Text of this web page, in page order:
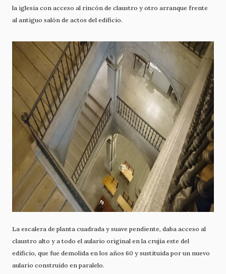
la iglesia con acceso al rincón de claustro y otro arranque frente
al antiguo salón de actos del edificio.
La escalera de planta cuadrada y suave pendiente, daba acceso al
claustro alto y a todo el aulario original en la crujía este del
edificio, que fue demolida en los años 60 y sustituida por un nuevo
aulario construido en paralelo.